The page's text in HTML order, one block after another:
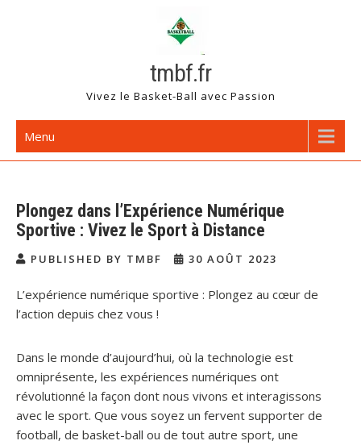
tmbf.fr
Vivez le Basket-Ball avec Passion
Menu
Plongez dans l’Expérience Numérique
Sportive : Vivez le Sport à Distance
PUBLISHED BY TMBF 30 AOÛT 2023
L’expérience numérique sportive : Plongez au cœur de
l’action depuis chez vous !
Dans le monde d’aujourd’hui, où la technologie est
omniprésente, les expériences numériques ont
révolutionné la façon dont nous vivons et interagissons
avec le sport. Que vous soyez un fervent supporter de
football, de basket-ball ou de tout autre sport, une